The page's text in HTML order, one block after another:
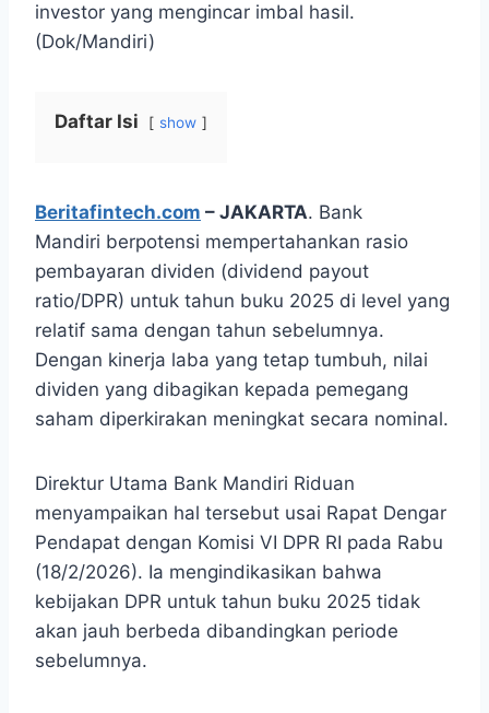
investor yang mengincar imbal hasil.
(Dok/Mandiri)
Daftar Isi show
Beritafintech.com – JAKARTA. Bank
Mandiri berpotensi mempertahankan rasio
pembayaran dividen (dividend payout
ratio/DPR) untuk tahun buku 2025 di level yang
relatif sama dengan tahun sebelumnya.
Dengan kinerja laba yang tetap tumbuh, nilai
dividen yang dibagikan kepada pemegang
saham diperkirakan meningkat secara nominal.
Direktur Utama Bank Mandiri Riduan
menyampaikan hal tersebut usai Rapat Dengar
Pendapat dengan Komisi VI DPR RI pada Rabu
(18/2/2026). Ia mengindikasikan bahwa
kebijakan DPR untuk tahun buku 2025 tidak
akan jauh berbeda dibandingkan periode
sebelumnya.